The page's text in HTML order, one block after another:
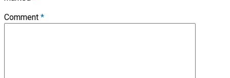
Comment *